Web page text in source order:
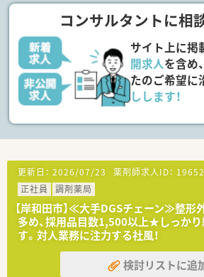
能です。
■調剤業務だけでなく、他職種のカンフ
服薬指導も実施しています。
■研修や勉強会は時間外に行わない為
ん！
<<条件・その他>>
■365日対応可能な院内保育もあります
コンサルタントに相
サイト上に掲
開求人を含め
たのご希望に
しします！
更新日： 2026/07/23 薬剤師求人ID：
正社員
調剤薬局
【岸和田市】≪大手DGSチェーン≫整形
多め、採用品目数1,500以上★しっか
す。対人業務に注力する社風！
検討リストに追